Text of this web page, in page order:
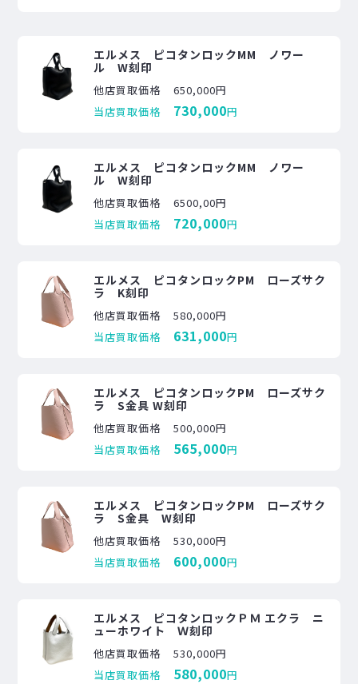
エルメス ピコタンロックMM ノワー
ル W刻印
他店買取価格
650,000円
当店買取価格
730,000円
エルメス ピコタンロックMM ノワー
ル W刻印
他店買取価格
6500,00円
当店買取価格
720,000円
エルメス ピコタンロックPM ローズサク
ラ K刻印
他店買取価格
580,000円
当店買取価格
631,000円
エルメス ピコタンロックPM ローズサク
ラ S金具 W刻印
他店買取価格
500,000円
当店買取価格
565,000円
エルメス ピコタンロックPM ローズサク
ラ S金具 W刻印
他店買取価格
530,000円
当店買取価格
600,000円
エルメス ピコタンロックＰＭ エクラ ニ
ューホワイト Ｗ刻印
他店買取価格
530,000円
当店買取価格
580,000円